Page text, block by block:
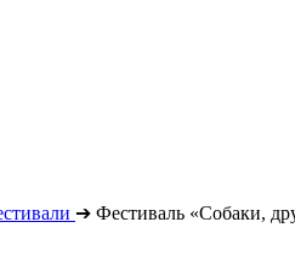
➔ Фестиваль «Собаки,